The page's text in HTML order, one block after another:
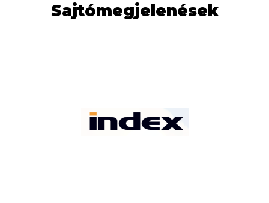
Sajtómegjelenések
Elolvasom